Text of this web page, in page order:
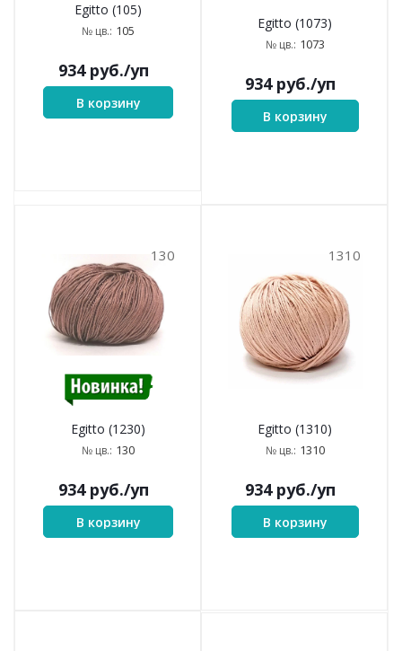
Egitto (105)
№ цв.: 105
934руб./уп
В корзину
Egitto (1073)
№ цв.: 1073
934руб./уп
В корзину
130
Egitto (1230)
№ цв.: 130
934руб./уп
В корзину
1310
Egitto (1310)
№ цв.: 1310
934руб./уп
В корзину